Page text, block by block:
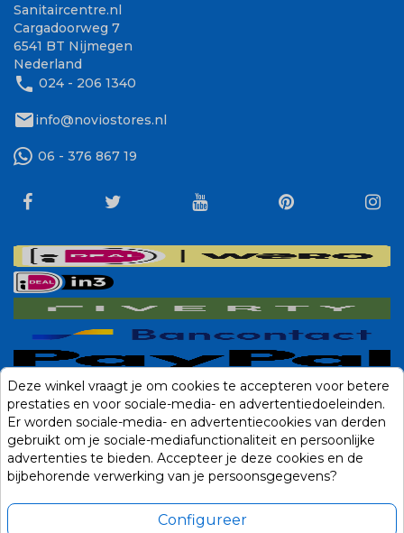
Sanitaircentre.nl
Cargadoorweg 7
6541 BT Nijmegen
Nederland
phone 024 - 206 1340
mailinfo@noviostores.nl
06 - 376 867 19
Deze winkel vraagt je om cookies te accepteren voor betere
prestaties en voor sociale-media- en advertentiedoeleinden.
Er worden sociale-media- en advertentiecookies van derden
gebruikt om je sociale-mediafunctionaliteit en persoonlijke
advertenties te bieden. Accepteer je deze cookies en de
bijbehorende verwerking van je persoonsgegevens?
Configureer